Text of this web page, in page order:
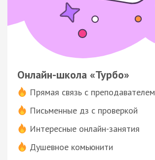
Онлайн-школа «Турбо»
Прямая связь с преподавателем
Письменные дз с проверкой
Интересные онлайн-занятия
Душевное комьюнити